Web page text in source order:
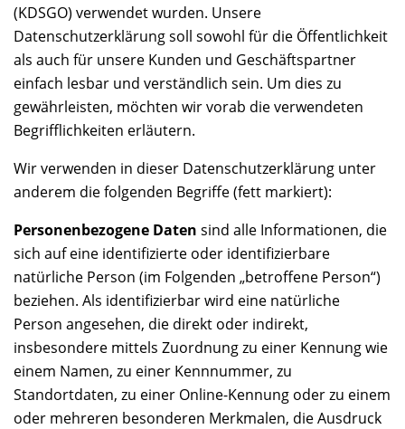
(KDSGO) verwendet wurden. Unsere
Datenschutzerklärung soll sowohl für die Öffentlichkeit
als auch für unsere Kunden und Geschäftspartner
einfach lesbar und verständlich sein. Um dies zu
gewährleisten, möchten wir vorab die verwendeten
Begrifflichkeiten erläutern.
Wir verwenden in dieser Datenschutzerklärung unter
anderem die folgenden Begriffe (fett markiert):
Personenbezogene Daten sind alle Informationen, die
sich auf eine identifizierte oder identifizierbare
natürliche Person (im Folgenden „betroffene Person“)
beziehen. Als identifizierbar wird eine natürliche
Person angesehen, die direkt oder indirekt,
insbesondere mittels Zuordnung zu einer Kennung wie
einem Namen, zu einer Kennnummer, zu
Standortdaten, zu einer Online-Kennung oder zu einem
oder mehreren besonderen Merkmalen, die Ausdruck